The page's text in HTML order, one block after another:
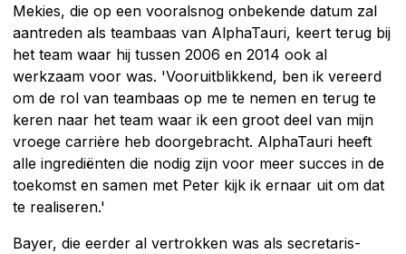
Mekies, die op een vooralsnog onbekende datum zal
aantreden als teambaas van AlphaTauri, keert terug bij
het team waar hij tussen 2006 en 2014 ook al
werkzaam voor was. 'Vooruitblikkend, ben ik vereerd
om de rol van teambaas op me te nemen en terug te
keren naar het team waar ik een groot deel van mijn
vroege carrière heb doorgebracht. AlphaTauri heeft
alle ingrediënten die nodig zijn voor meer succes in de
toekomst en samen met Peter kijk ik ernaar uit om dat
te realiseren.'
Bayer, die eerder al vertrokken was als secretaris-